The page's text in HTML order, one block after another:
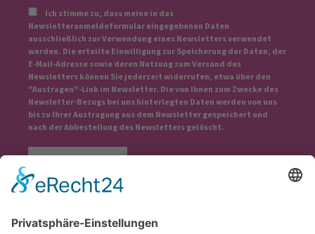
Ich stimme zu, dass meine in das
Newsletteranmeldeformular eingegebenen Daten
ausschließlich zur Verwendung eines Newsletters verwendet
werden. Die erteilte Einwilligung zur Speicherung der Daten, der
E-Mail-Adresse sowie deren Nutzung zum Versand des
Newsletters können Sie jederzeit widerrufen, etwa über den
"Austragen"-Link im Newsletter. Die von Ihnen zum Zwecke des
Newsletter-Bezugs bei uns hinterlegten Daten werden von uns
bis zu Ihrer Austragung aus dem Newsletter gespeichert und
nach der Abbestellung des Newsletters gelöscht.